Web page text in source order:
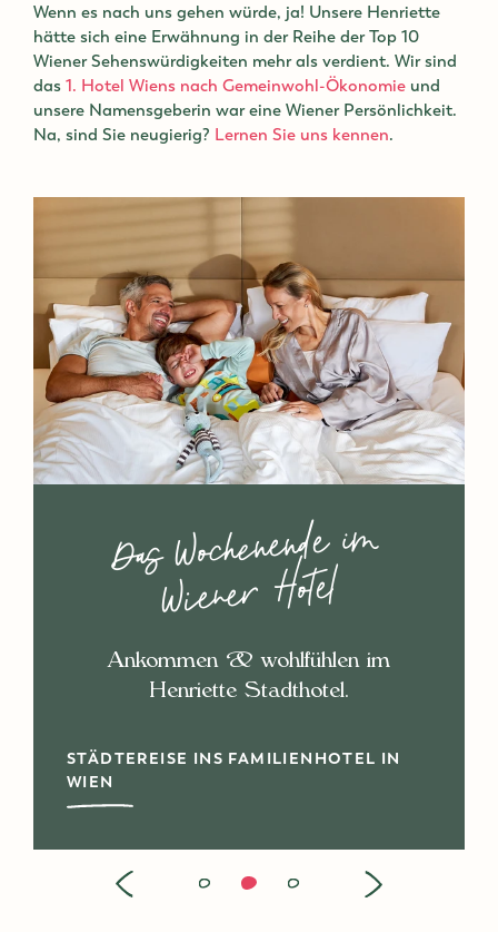
Wenn es nach uns gehen würde, ja! Unsere Henriette
hätte sich eine Erwähnung in der Reihe der Top 10
Wiener Sehenswürdigkeiten mehr als verdient. Wir sind
das 1. Hotel Wiens nach Gemeinwohl-Ökonomie und
unsere Namensgeberin war eine Wiener Persönlichkeit.
Na, sind Sie neugierig? Lernen Sie uns kennen.
Das Wochenende i
m
Wiener Hotel
Ankommen & wohlfühlen im
Henriette Stadthotel.
STÄDTEREISE INS FAMILIENHOTEL IN
WIEN
Wien, Wien nur du
allein!
Eine Wochenendreise nach Wien mit
voller Sehenswürdigkeiten & guter